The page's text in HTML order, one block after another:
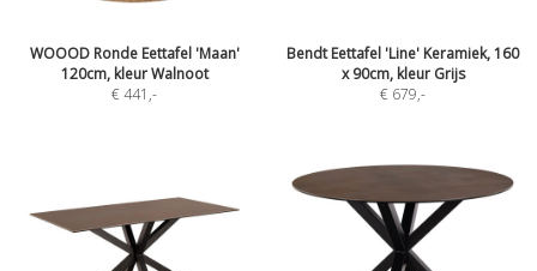
WOOOD Ronde Eettafel 'Maan'
120cm, kleur Walnoot
€ 441 ,-
Bendt Eettafel 'Line' Keramiek, 160
x 90cm, kleur Grijs
€ 679,-